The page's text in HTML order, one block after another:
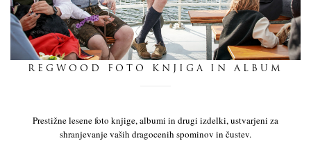
dnevnik
REGWOOD FOTO KNJIGA IN ALBUM
Prestižne lesene foto knjige, albumi in drugi izdelki, ustvarjeni za
shranjevanje vaših dragocenih spominov in čustev.